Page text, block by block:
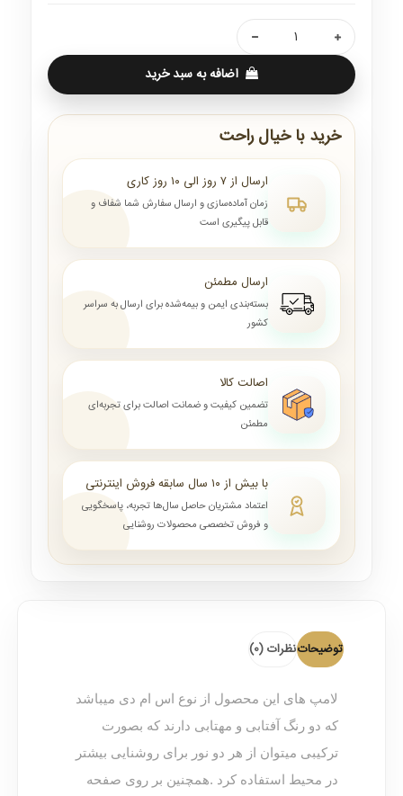
اضافه به سبد خرید
خرید با خیال راحت
ارسال از ۷ روز الی ۱۰ روز کاری
زمان آماده‌سازی و ارسال سفارش شما شفاف و
قابل پیگیری است
ارسال مطمئن
بسته‌بندی ایمن و بیمه‌شده برای ارسال به سراسر
کشور
اصالت کالا
تضمین کیفیت و ضمانت اصالت برای تجربه‌ای
مطمئن
با بیش از ۱۰ سال سابقه فروش اینترنتی
اعتماد مشتریان حاصل سال‌ها تجربه، پاسخگویی
و فروش تخصصی محصولات روشنایی
توضیحاتنظرات (0)
لامپ های این محصول از نوع اس ام دی میباشد
که دو رنگ آفتابی و مهتابی دارند که بصورت
ترکیبی میتوان از هر دو نور برای روشنایی بیشتر
در محیط استفاده کرد .همچنین بر روی صفحه